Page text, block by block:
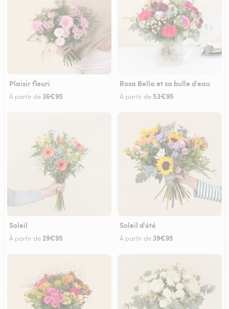
Plaisir fleuri
À partir de 36€95
Rosa Bella et sa bulle d'eau
À partir de 53€95
Soleil
À partir de29€95
Soleil d'été
À partir de 39€95